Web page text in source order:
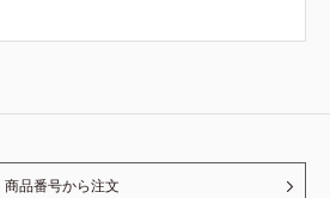
商品番号から注文